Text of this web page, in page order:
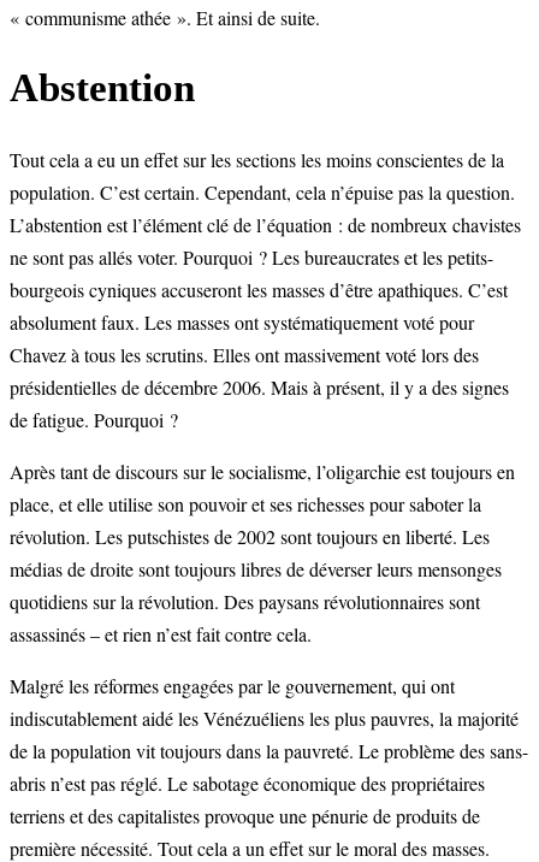
« communisme athée ». Et ainsi de suite.
Abstention
Tout cela a eu un effet sur les sections les moins conscientes de la
population. C’est certain. Cependant, cela n’épuise pas la question.
L’abstention est l’élément clé de l’équation : de nombreux chavistes
ne sont pas allés voter. Pourquoi ? Les bureaucrates et les petits-
bourgeois cyniques accuseront les masses d’être apathiques. C’est
absolument faux. Les masses ont systématiquement voté pour
Chavez à tous les scrutins. Elles ont massivement voté lors des
présidentielles de décembre 2006. Mais à présent, il y a des signes
de fatigue. Pourquoi ?
Après tant de discours sur le socialisme, l’oligarchie est toujours en
place, et elle utilise son pouvoir et ses richesses pour saboter la
révolution. Les putschistes de 2002 sont toujours en liberté. Les
médias de droite sont toujours libres de déverser leurs mensonges
quotidiens sur la révolution. Des paysans révolutionnaires sont
assassinés – et rien n’est fait contre cela.
Malgré les réformes engagées par le gouvernement, qui ont
indiscutablement aidé les Vénézuéliens les plus pauvres, la majorité
de la population vit toujours dans la pauvreté. Le problème des sans-
abris n’est pas réglé. Le sabotage économique des propriétaires
terriens et des capitalistes provoque une pénurie de produits de
première nécessité. Tout cela a un effet sur le moral des masses.